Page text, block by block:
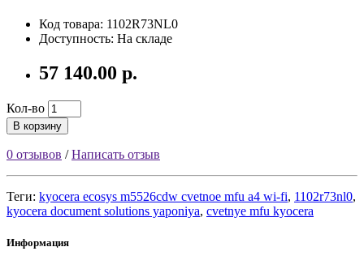
Код товара: 1102R73NL0
Доступность: На складе
57 140.00 р.
Кол-во
В корзину
0 отзывов /Написать отзыв
Теги: kyocera ecosys m5526cdw cvetnoe mfu a4 wi-fi, 1102r73nl0,
kyocera document solutions yaponiya, cvetnye mfu kyocera
Информация